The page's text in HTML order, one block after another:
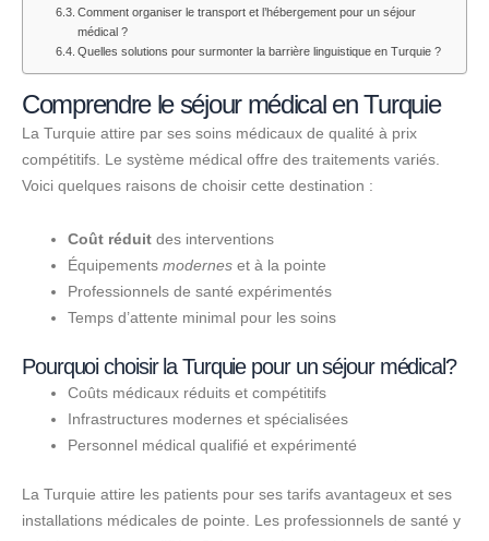
Comment organiser le transport et l’hébergement pour un séjour
médical ?
Quelles solutions pour surmonter la barrière linguistique en Turquie ?
Comprendre le séjour médical en Turquie
La Turquie attire par ses soins médicaux de qualité à prix
compétitifs. Le système médical offre des traitements variés.
Voici quelques raisons de choisir cette destination :
Coût réduit des interventions
Équipements modernes et à la pointe
Professionnels de santé expérimentés
Temps d’attente minimal pour les soins
Pourquoi choisir la Turquie pour un séjour médical?
Coûts médicaux réduits et compétitifs
Infrastructures modernes et spécialisées
Personnel médical qualifié et expérimenté
La Turquie attire les patients pour ses tarifs avantageux et ses
installations médicales de pointe. Les professionnels de santé y